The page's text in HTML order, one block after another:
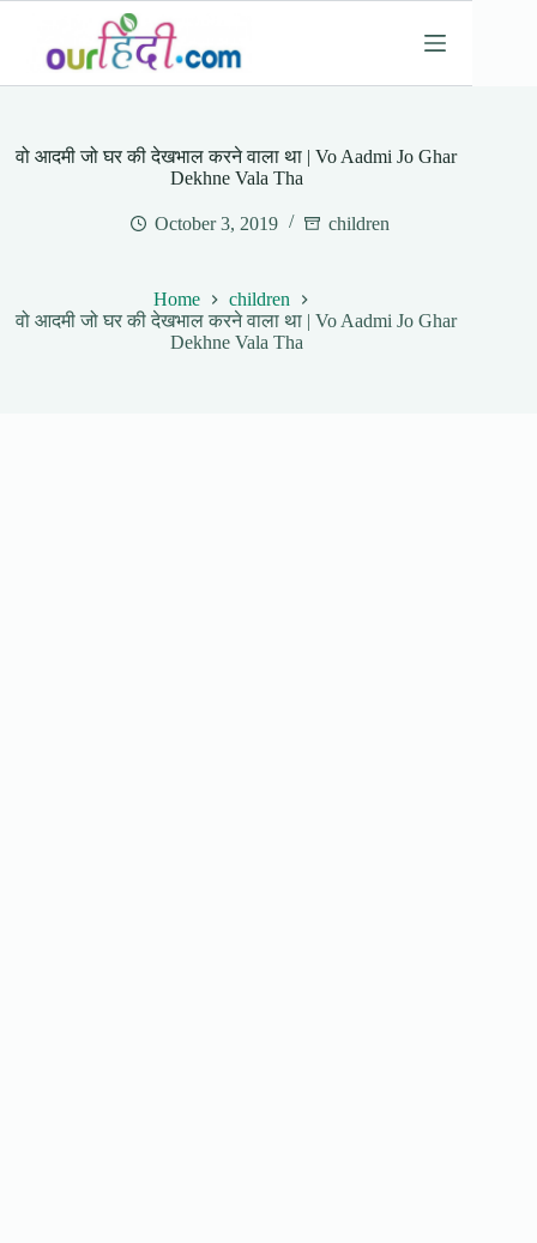
content
वो आदमी जो घर की देखभाल करने वाला था | Vo Aadmi Jo Ghar
Dekhne Vala Tha
October 3, 2019 children
Home
children
वो आदमी जो घर की देखभाल करने वाला था | Vo Aadmi Jo Ghar
Dekhne Vala Tha